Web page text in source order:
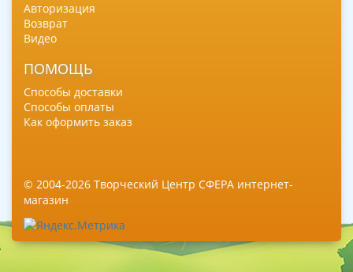
Авторизация
Возврат
Видео
ПОМОЩЬ
Способы доставки
Способы оплаты
Как оформить заказ
© 2004-2026 Творческий Центр СФЕРА интернет-
магазин